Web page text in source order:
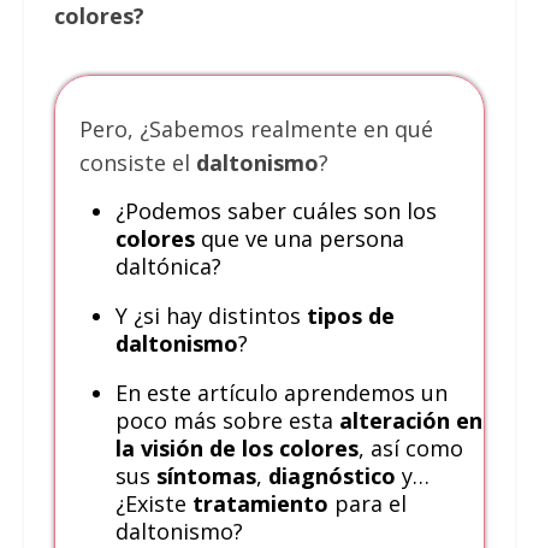
colores?
Pero, ¿Sabemos realmente en qué
consiste el daltonismo?
¿Podemos saber cuáles son los
coloresque ve una persona
daltónica?
Y ¿si hay distintos tipos de
daltonismo?
En este artículo aprendemos un
poco más sobre esta alteración en
la visión de los colores, así como
sus síntomas, diagnóstico y…
¿Existe tratamiento para el
daltonismo?